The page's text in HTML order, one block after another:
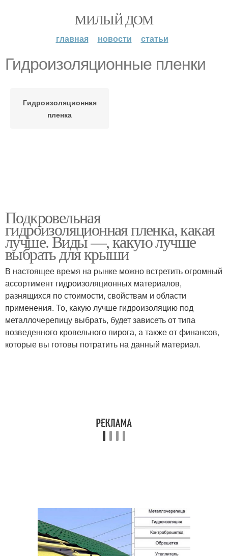
МИЛЫЙ ДОМ
главная новости статьи
Гидроизоляционные пленки
Гидроизоляционная
пленка
Подкровельная
гидроизоляционная пленка, какая
лучше. Виды —, какую лучше
выбрать для крыши
В настоящее время на рынке можно встретить огромный
ассортимент гидроизоляционных материалов,
разнящихся по стоимости, свойствам и области
применения. То, какую лучше гидроизоляцию под
металлочерепицу выбрать, будет зависеть от типа
возведенного кровельного пирога, а также от финансов,
которые вы готовы потратить на данный материал.